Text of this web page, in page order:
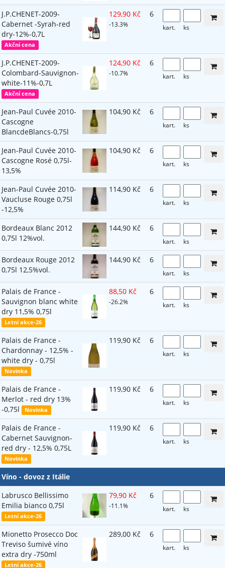
J.P.CHENET-2009-
Cabernet -Syrah-red
dry-12%-0,7L
Akční cena
129,90 Kč
-13.3%
6
kart. ks
J.P.CHENET-2009-
Colombard-Sauvignon-
white-11%-0,7L
Akční cena
124,90 Kč
-10.7%
6
kart. ks
Jean-Paul Cuvée 2010-
Cascogne
BlancdeBlancs-0,75l
104,90 Kč 6
kart. ks
Jean-Paul Cuvée 2010-
Cascogne Rosé 0,75l-
13,5%
104,90 Kč 6
kart. ks
Jean-Paul Cuvée 2010-
Vaucluse Rouge 0,75l
-12,5%
114,90 Kč 6
kart. ks
Bordeaux Blanc 2012
0,75l 12%vol.
144,90 Kč 6
kart. ks
Bordeaux Rouge 2012
0,75l 12,5%vol.
144,90 Kč 6
kart. ks
Palais de France -
Sauvignon blanc white
dry 11,5% 0,75l
Letní akce-26
88,50 Kč
-26.2%
6
kart. ks
Palais de France -
Chardonnay - 12,5% -
white dry - 0,75l
Novinka
119,90 Kč 6
kart. ks
Palais de France -
Merlot - red dry 13%
-0,75l
Novinka
119,90 Kč 6
kart. ks
Palais de France -
Cabernet Sauvignon-
red dry - 12,5% 0,75L
Novinka
119,90 Kč 6
kart. ks
Víno - dovoz z Itálie
Labrusco Bellissimo
Emilia bianco 0,75l
Letní akce-26
79,90 Kč
-11.1%
6
kart. ks
Mionetto Prosecco Doc
Treviso šumivé víno
extra dry -750ml
Letní akce-26
289,00 Kč 6
kart. ks